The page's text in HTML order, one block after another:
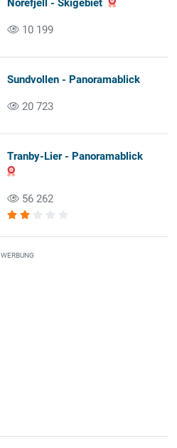
Norefjell - Skigebiet
10 199
Sundvollen - Panoramablick
20 723
Tranby-Lier - Panoramablick
56 262
WERBUNG